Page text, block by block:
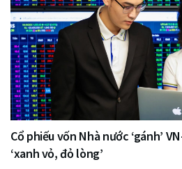
Cổ phiếu vốn Nhà nước ‘gánh’
‘xanh vỏ, đỏ lòng’